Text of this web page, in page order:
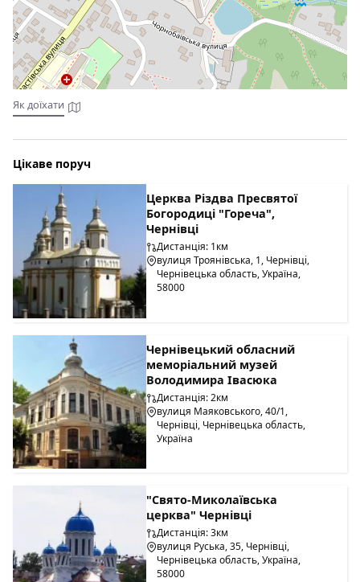
Тролейбус №4, зупинка "Автовокзал", залізничний вокзал -
маршрутне таксі №30, №31.
Є ресторан на території.
Як доїхати
Цікаве поруч
Церква Різдва Пресвятої
Богородиці "Гореча",
Чернівці
Дистанція: 1км
вулиця Троянівська, 1, Чернівці,
Чернівецька область, Україна,
58000
Чернівецький обласний
меморіальний музей
Володимира Івасюка
Дистанція: 2км
вулиця Маяковського, 40/1,
Чернівці, Чернівецька область,
Україна
"Свято-Миколаївська
церква" Чернівці
Дистанція: 3км
вулиця Руська, 35, Чернівці,
Чернівецька область, Україна,
58000